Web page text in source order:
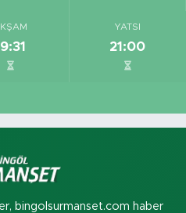
YATSI
21:00
bingolsurmanset.com haber